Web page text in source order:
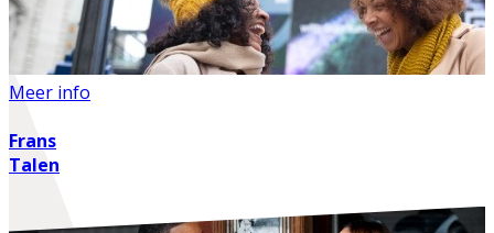
Meer info
Frans
Talen